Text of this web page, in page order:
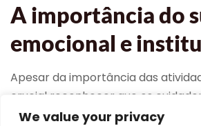
We value your privacy
A importância do
emocional e
Apesar da importância das
crucial reconhecer que os
necessitam de suporte emocional